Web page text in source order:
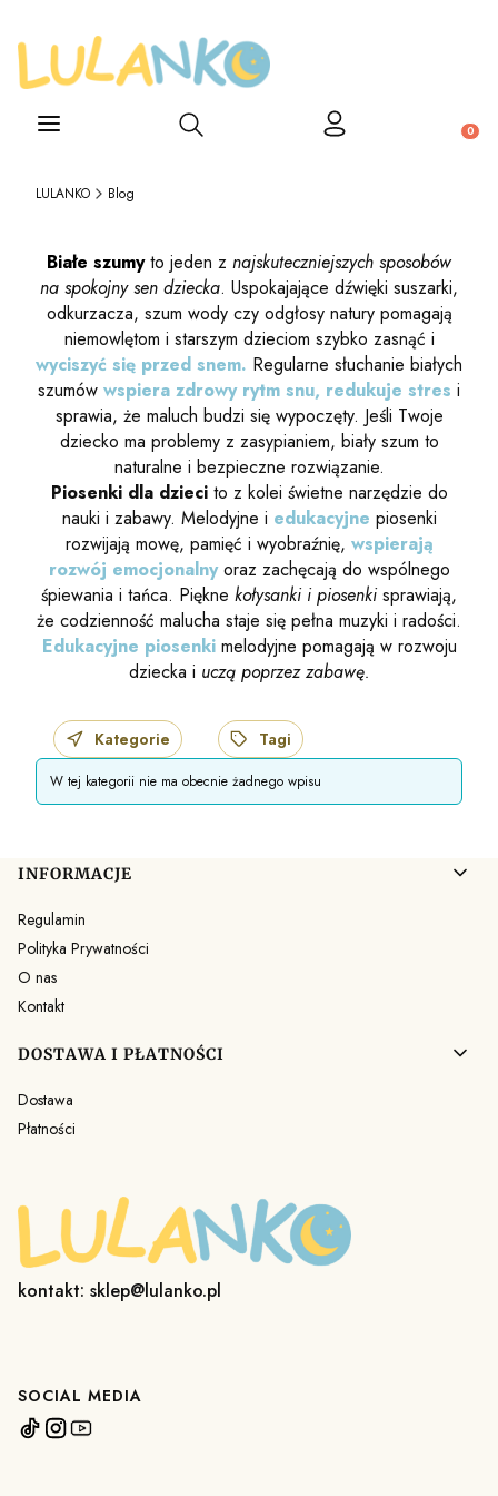
Otwórz wyszukiwarkę
LULANKO Blog
Białe szumyto jeden z najskuteczniejszych sposobów
na spokojny sen dziecka. Uspokajające dźwięki suszarki,
odkurzacza, szum wody czy odgłosy natury pomagają
niemowlętom i starszym dzieciom szybko zasnąć i
wyciszyć się przed snem. Regularne słuchanie białych
szumów wspiera zdrowy rytm snu, redukuje stres i
sprawia, że maluch budzi się wypoczęty. Jeśli Twoje
dziecko ma problemy z zasypianiem, biały szum to
naturalne i bezpieczne rozwiązanie.
Piosenki dla dziecito z kolei świetne narzędzie do
nauki i zabawy. Melodyjne i edukacyjne piosenki
rozwijają mowę, pamięć i wyobraźnię, wspierają
rozwój emocjonalnyoraz zachęcają do wspólnego
śpiewania i tańca. Piękne kołysanki i piosenki sprawiają,
że codzienność malucha staje się pełna muzyki i radości.
Edukacyjne piosenkimelodyjne pomagają w rozwoju
dziecka i uczą poprzez zabawę.
Kategorie Tagi
W tej kategorii nie ma obecnie żadnego wpisu
Linki w stopce
INFORMACJE
Regulamin
Polityka Prywatności
O nas
Kontakt
DOSTAWA I PŁATNOŚCI
Dostawa
Płatności
kontakt: sklep@lulanko.pl
SOCIAL MEDIA